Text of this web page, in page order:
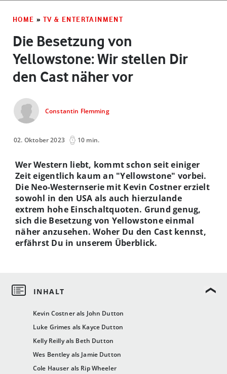
HOME » TV & ENTERTAINMENT
Die Besetzung von
Yellowstone: Wir stellen Dir
den Cast näher vor
Constantin Flemming
02. Oktober 2023 10 min.
Kevin Costner als John Dutton
Luke Grimes als Kayce Dutton
Kelly Reilly als Beth Dutton
Wes Bentley als Jamie Dutton
Cole Hauser als Rip Wheeler
Wer Western liebt, kommt schon seit einiger
Zeit eigentlich kaum an "Yellowstone" vorbei.
Die Neo-Westernserie mit Kevin Costner erzielt
sowohl in den USA als auch hierzulande
extrem hohe Einschaltquoten. Grund genug,
sich die Besetzung von Yellowstone einmal
näher anzusehen. Woher Du den Cast kennst,
erfährst Du in unserem Überblick.